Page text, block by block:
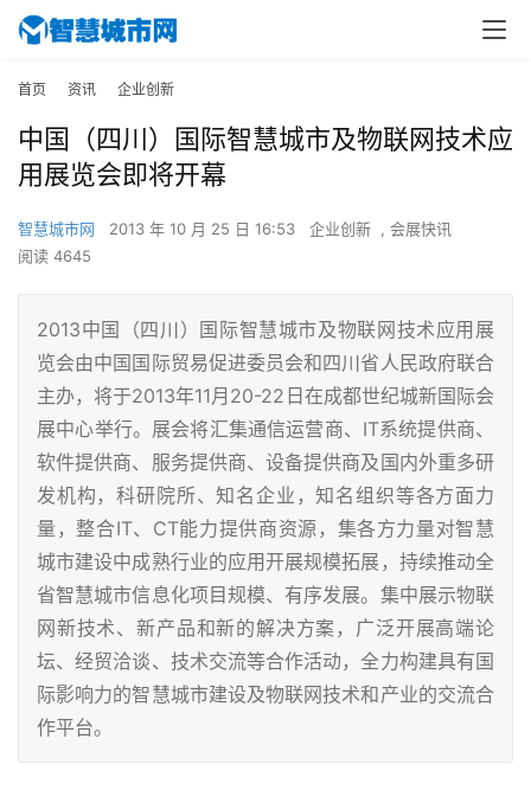
首页 资讯 企业创新
中国（四川）国际智慧城市及物联网技术应
用展览会即将开幕
智慧城市网 2013 年 10 月 25 日 16:53 企业创新 , 会展快讯
阅读 4645
2013中国（四川）国际智慧城市及物联网技术应用展
览会由中国国际贸易促进委员会和四川省人民政府联合
主办，将于2013年11月20-22日在成都世纪城新国际会
展中心举行。展会将汇集通信运营商、IT系统提供商、
软件提供商、服务提供商、设备提供商及国内外重多研
发机构，科研院所、知名企业，知名组织等各方面力
量，整合IT、CT能力提供商资源，集各方力量对智慧
城市建设中成熟行业的应用开展规模拓展，持续推动全
省智慧城市信息化项目规模、有序发展。集中展示物联
网新技术、新产品和新的解决方案，广泛开展高端论
坛、经贸洽谈、技术交流等合作活动，全力构建具有国
际影响力的智慧城市建设及物联网技术和产业的交流合
作平台。